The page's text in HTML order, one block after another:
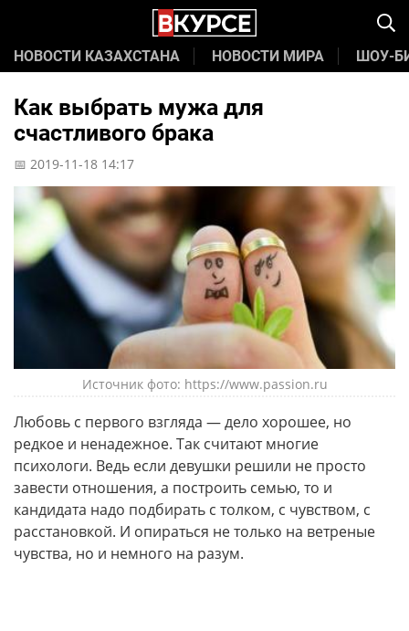
НОВОСТИ КАЗАХСТАНА НОВОСТИ МИРА ШОУ-
Как выбрать мужа для
счастливого брака
📅 2019-11-18 14:17
Источник фото: https://www.passion.ru
Любовь с первого взгляда — дело хорошее, но
редкое и ненадежное. Так считают многие
психологи. Ведь если девушки решили не просто
завести отношения, а построить семью, то и
кандидата надо подбирать с толком, с чувством, с
расстановкой. И опираться не только на ветреные
чувства, но и немного на разум.